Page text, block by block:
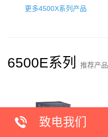
更多4500X系列产品
6500E系列 推荐产品
致电我们